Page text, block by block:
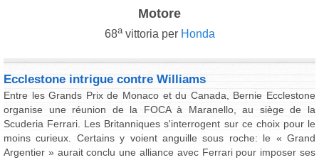
Motore
68avittoria per Honda
Ecclestone intrigue contre Williams
Entre les Grands Prix de Monaco et du Canada, Bernie Ecclestone
organise une réunion de la FOCA à Maranello, au siège de la
Scuderia Ferrari. Les Britanniques s'interrogent sur ce choix pour le
moins curieux. Certains y voient anguille sous roche: le « Grand
Argentier » aurait conclu une alliance avec Ferrari pour imposer ses